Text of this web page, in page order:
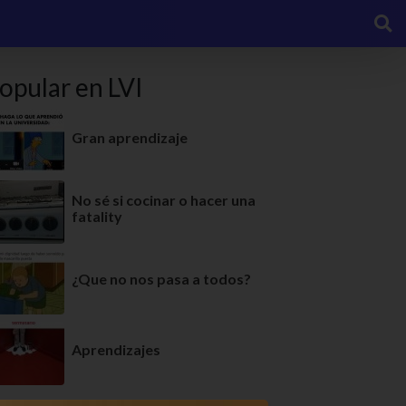
en LVI
Gran aprendizaje
No sé si cocinar o hacer una
fatality
¿Que no nos pasa a todos?
Aprendizajes